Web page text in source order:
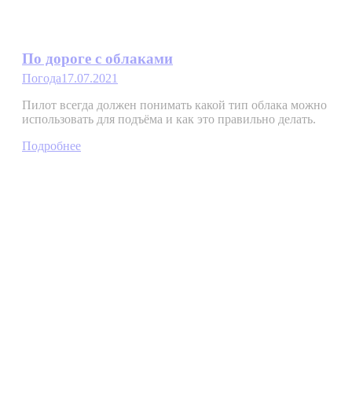
По дороге с облаками
Погода17.07.2021
Пилот всегда должен понимать какой тип облака можно
использовать для подъёма и как это правильно делать.
Подробнее